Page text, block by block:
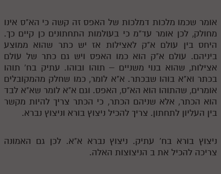
אומר שכמו מלכות דמלכות של האפס זה קשה כי הא"ס אינו
מחולק, לכן אומר עד"מ כי בעולמות התחתונים כן קיים כך.
היחס בין עולם א"ק לאצילות אז יש כתר שהוא ממוצע
ביניהם. עולם א"ק הוא כמו האפס ויש גם כתר של עולם
אצילות, שהוא בנוי משניים – תוהו ובוהו. עתיק בח' תוהו
בכתר וא"א בוהו שבכתר. א"א לומר, כמו שחלק מהמקובלים
אומרים, שהתוהו הוא הא"ס, האפס. וגם א"א לומר שא"א לבד
הוא הכתר, אלא שניהם הכתר, כי הכתר צריך להיות מקשר
בין העליון לתחתון. צריך להכיל ניצוץ בורא וניצוץ נברא.
ניצוץ בורא בח' עתיק. ניצוץ נברא א"א. לכן גם האמונה
צריכה להכיל את ב הניצוצות האלה.